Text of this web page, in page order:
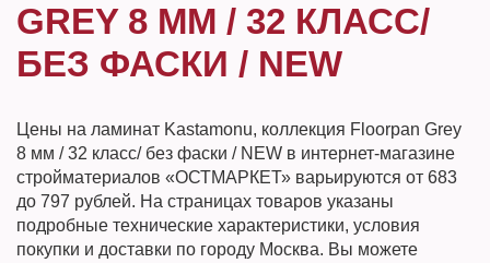
GREY 8 ММ / 32 КЛАСС/
БЕЗ ФАСКИ / NEW
Цены на ламинат Kastamonu, коллекция Floorpan Grey
8 мм / 32 класс/ без фаски / NEW в интернет-магазине
стройматериалов «ОСТМАРКЕТ» варьируются от 683
до 797 рублей. На страницах товаров указаны
подробные технические характеристики, условия
покупки и доставки по городу Москва. Вы можете